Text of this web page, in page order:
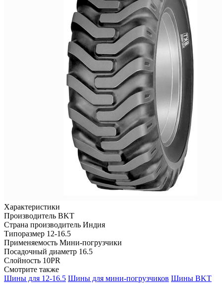
Характеристики
Производитель BKT
Страна производитель Индия
Типоразмер 12-16.5
Применяемость Мини-погрузчики
Посадочный диаметр 16.5
Слойность 10PR
Смотрите также
Шины для 12-16.5 Шины для мини-погрузчиков Шины BKT